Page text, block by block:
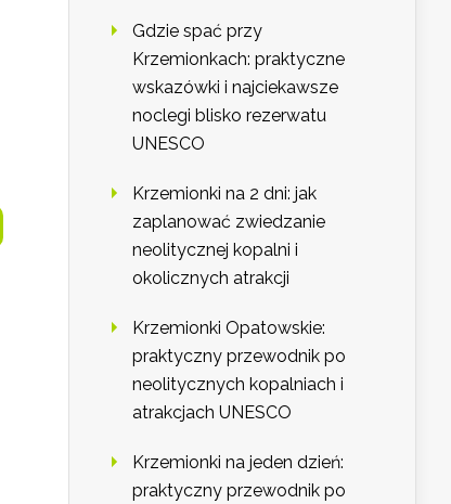
Gdzie spać przy
Krzemionkach: praktyczne
wskazówki i najciekawsze
noclegi blisko rezerwatu
UNESCO
Krzemionki na 2 dni: jak
zaplanować zwiedzanie
neolitycznej kopalni i
okolicznych atrakcji
Krzemionki Opatowskie:
praktyczny przewodnik po
neolitycznych kopalniach i
atrakcjach UNESCO
Krzemionki na jeden dzień:
praktyczny przewodnik po